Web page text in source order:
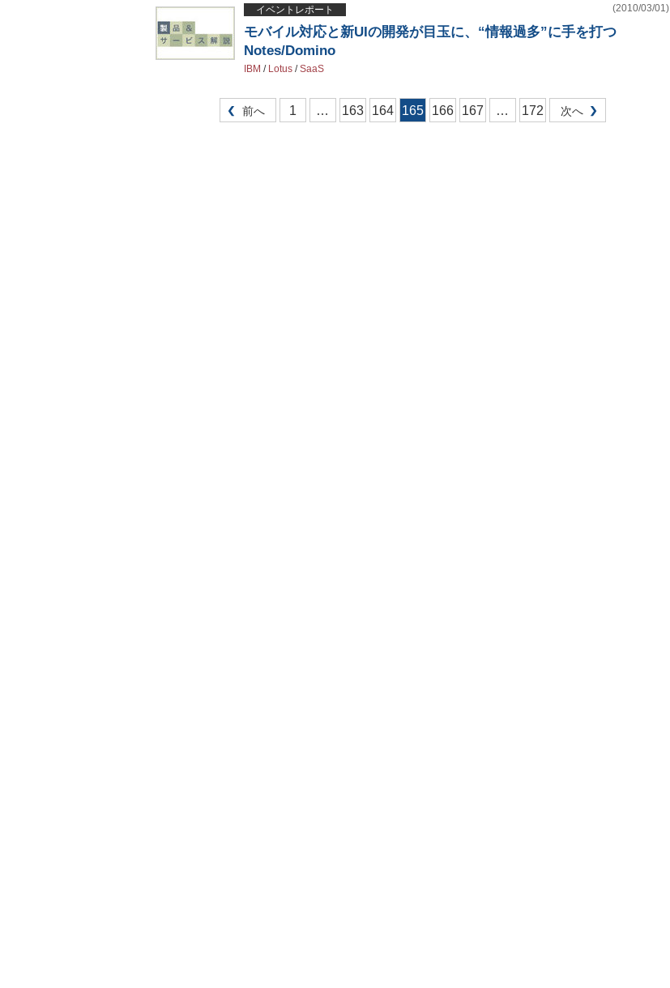
イベントレポート (2010/03/01)
モバイル対応と新UIの開発が目玉に、“情報過多”に手を打つ
Notes/Domino
IBM / Lotus /SaaS
前へ 1 … 163 164 165 166 167 … 172 次へ